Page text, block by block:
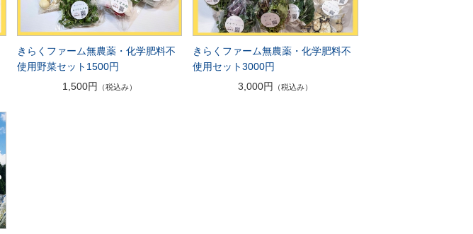
きらくファーム無農薬・化学肥料不
使用野菜セット1500円
1,500円
（税込み）
きらくファーム無農薬・化学肥料不
使用セット3000円
3,000円
（税込み）